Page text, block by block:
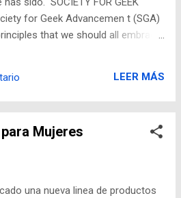
for Geek Advancemen t (SGA)
that we should all embrace
the second step of
geek that keeps on giving. As a
potential too!
LEER MÁS
Mujeres
una nueva linea de productos